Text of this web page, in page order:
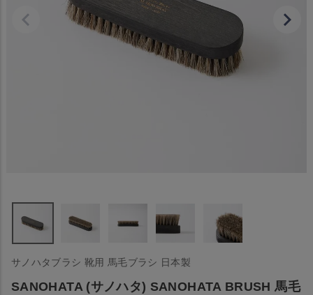
サノハタブラシ 靴用 馬毛ブラシ 日本製
SANOHATA (サノハタ) SANOHATA BRUSH 馬毛